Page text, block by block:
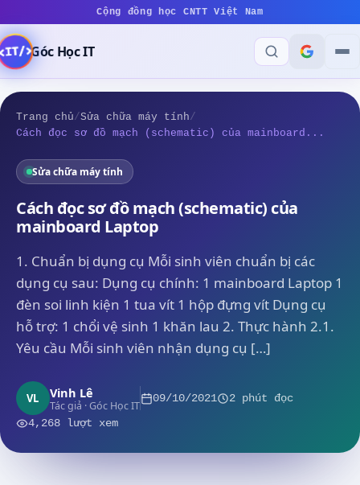
Cộng đồng học CNTT Việt Nam
Góc Học IT
Trang chủ/Sửa chữa máy tính/
Cách đọc sơ đồ mạch (schematic) của mainboard...
Sửa chữa máy tính
Cách đọc sơ đồ mạch (schematic) của
mainboard Laptop
1. Chuẩn bị dụng cụ Mỗi sinh viên chuẩn bị các
dụng cụ sau: Dụng cụ chính: 1 mainboard Laptop 1
đèn soi linh kiện 1 tua vít 1 hộp đựng vít Dụng cụ
hỗ trợ: 1 chổi vệ sinh 1 khăn lau 2. Thực hành 2.1.
Yêu cầu Mỗi sinh viên nhận dụng cụ […]
VL Vinh Lê
Tác giả · Góc Học IT
09/10/2021 2 phút đọc
4,268 lượt xem